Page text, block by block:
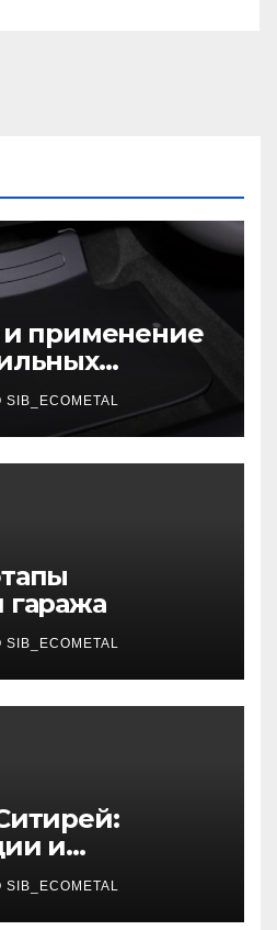
и применение
SIB_ECOMETAL
гаража
SIB_ECOMETAL
и
SIB_ECOMETAL